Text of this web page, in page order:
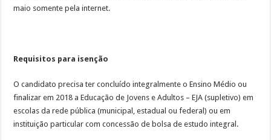
maio somente pela internet.
Requisitos para isenção
O candidato precisa ter concluído integralmente o Ensino Médio ou
finalizar em 2018 a Educação de Jovens e Adultos – EJA (supletivo) em
escolas da rede pública (municipal, estadual ou federal) ou em
instituição particular com concessão de bolsa de estudo integral.